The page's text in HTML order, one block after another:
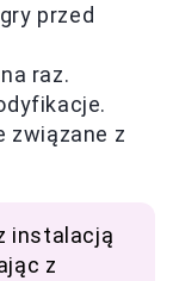
przed
raz.
związane z
instalacją
z